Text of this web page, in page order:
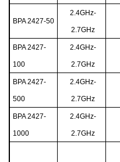
BPA 2427-50
2.4GHz-
2.7GHz
BPA 2427-
100
2.4GHz-
2.7GHz
BPA 2427-
500
2.4GHz-
2.7GHz
BPA 2427-
1000
2.4GHz-
2.7GHz